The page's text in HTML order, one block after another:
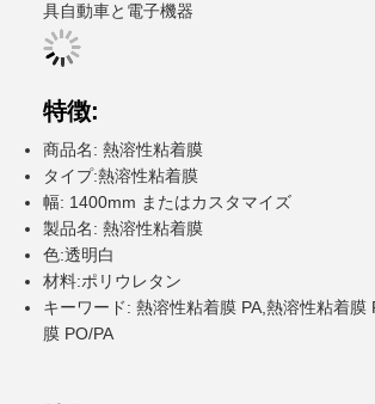
具自動車と電子機器
特徴:
商品名: 熱溶性粘着膜
タイプ:熱溶性粘着膜
幅: 1400mm またはカスタマイズ
製品名: 熱溶性粘着膜
色:透明白
材料:ポリウレタン
キーワード: 熱溶性粘着膜 PA,熱溶性粘着膜
膜 PO/PA